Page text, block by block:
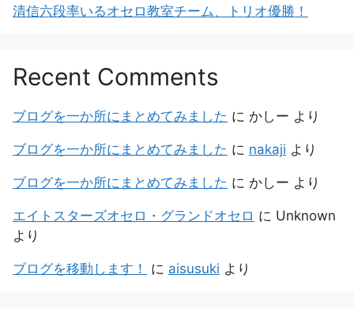
清信六段率いるオセロ教室チーム、トリオ優勝！
Recent Comments
ブログを一か所にまとめてみました に かしー より
ブログを一か所にまとめてみました に nakaji より
ブログを一か所にまとめてみました に かしー より
エイトスターズオセロ・グランドオセロ に Unknown
より
ブログを移動します！ に aisusuki より